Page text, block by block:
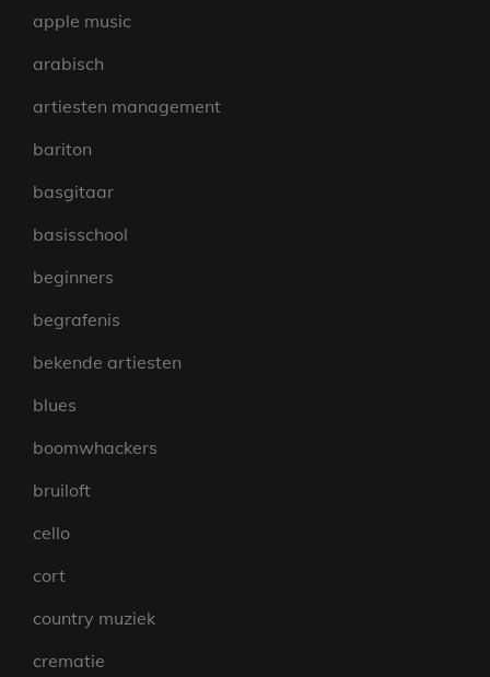
apple music
arabisch
artiesten management
bariton
basgitaar
basisschool
beginners
begrafenis
bekende artiesten
blues
boomwhackers
bruiloft
cello
cort
country muziek
crematie